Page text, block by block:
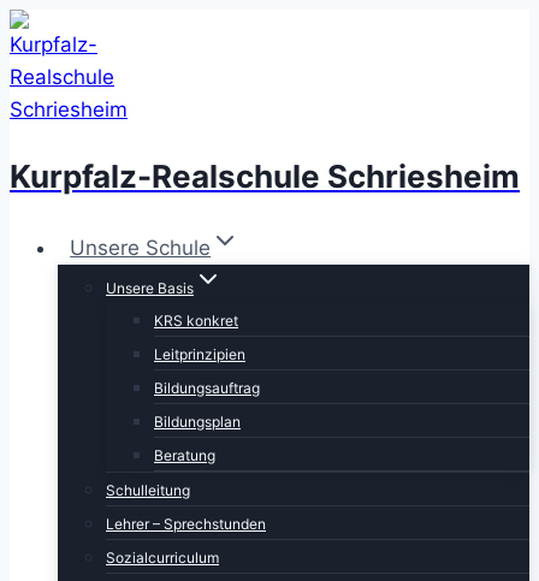
Zum
Inhalt
springen
Kurpfalz-Realschule Schriesheim
Unsere Schule
Unsere Basis
KRS konkret
Leitprinzipien
Bildungsauftrag
Bildungsplan
Beratung
Schulleitung
Lehrer – Sprechstunden
Sozialcurriculum